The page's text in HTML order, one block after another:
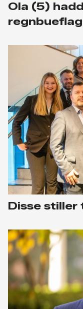
Ola (5)
Disse stiller